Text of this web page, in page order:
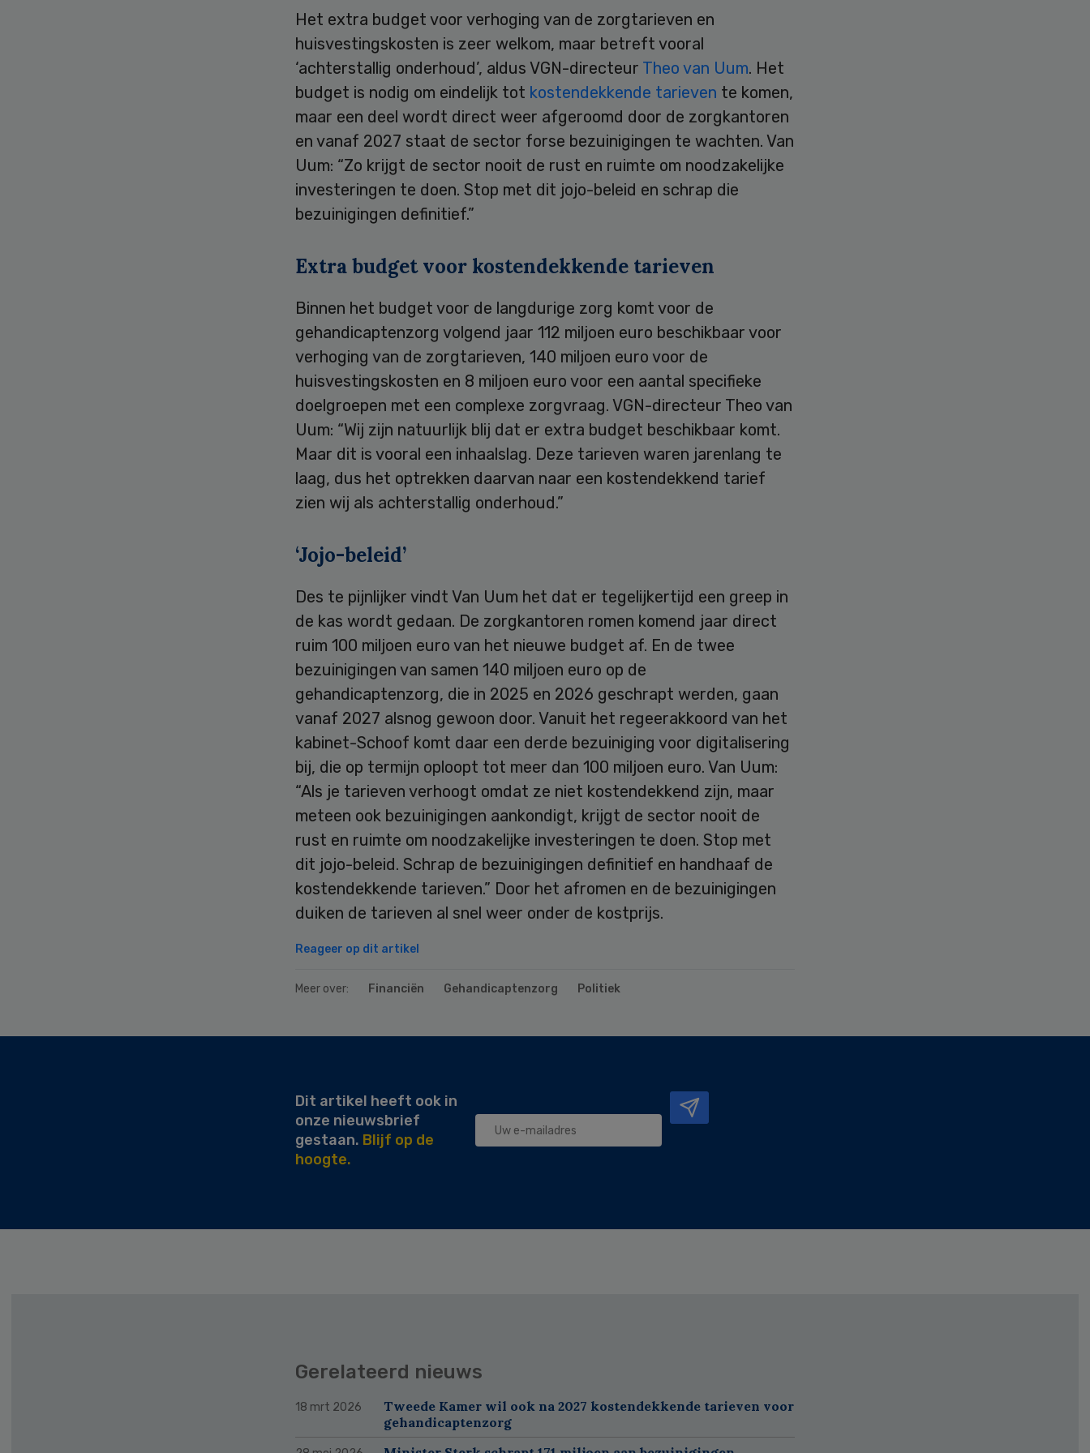
Het extra budget voor verhoging van de zorgtarieven en
huisvestingskosten is zeer welkom, maar betreft vooral
‘achterstallig onderhoud’, aldus VGN-directeur Theo van Uum. Het
budget is nodig om eindelijk tot kostendekkende tarieven te komen,
maar een deel wordt direct weer afgeroomd door de zorgkantoren
en vanaf 2027 staat de sector forse bezuinigingen te wachten. Van
Uum: “Zo krijgt de sector nooit de rust en ruimte om noodzakelijke
investeringen te doen. Stop met dit jojo-beleid en schrap die
bezuinigingen definitief.”
Extra budget voor kostendekkende tarieven
Binnen het budget voor de langdurige zorg komt voor de
gehandicaptenzorg volgend jaar 112 miljoen euro beschikbaar voor
verhoging van de zorgtarieven, 140 miljoen euro voor de
huisvestingskosten en 8 miljoen euro voor een aantal specifieke
doelgroepen met een complexe zorgvraag. VGN-directeur Theo van
Uum: “Wij zijn natuurlijk blij dat er extra budget beschikbaar komt.
Maar dit is vooral een inhaalslag. Deze tarieven waren jarenlang te
laag, dus het optrekken daarvan naar een kostendekkend tarief
zien wij als achterstallig onderhoud.”
‘Jojo-beleid’
Des te pijnlijker vindt Van Uum het dat er tegelijkertijd een greep in
de kas wordt gedaan. De zorgkantoren romen komend jaar direct
ruim 100 miljoen euro van het nieuwe budget af. En de twee
bezuinigingen van samen 140 miljoen euro op de
gehandicaptenzorg, die in 2025 en 2026 geschrapt werden, gaan
vanaf 2027 alsnog gewoon door. Vanuit het regeerakkoord van het
kabinet-Schoof komt daar een derde bezuiniging voor digitalisering
bij, die op termijn oploopt tot meer dan 100 miljoen euro. Van Uum:
“Als je tarieven verhoogt omdat ze niet kostendekkend zijn, maar
meteen ook bezuinigingen aankondigt, krijgt de sector nooit de
rust en ruimte om noodzakelijke investeringen te doen. Stop met
dit jojo-beleid. Schrap de bezuinigingen definitief en handhaaf de
kostendekkende tarieven.” Door het afromen en de bezuinigingen
duiken de tarieven al snel weer onder de kostprijs.
Reageer op dit artikel
Meer over: Financiën Gehandicaptenzorg Politiek
Secondary
Dit artikel heeft ook in
onze nieuwsbrief
gestaan. Blijf op de
hoogte.
Gerelateerd nieuws
18 mrt 2026
Tweede Kamer wil ook na 2027 kostendekkende tarieven voor
gehandicaptenzorg